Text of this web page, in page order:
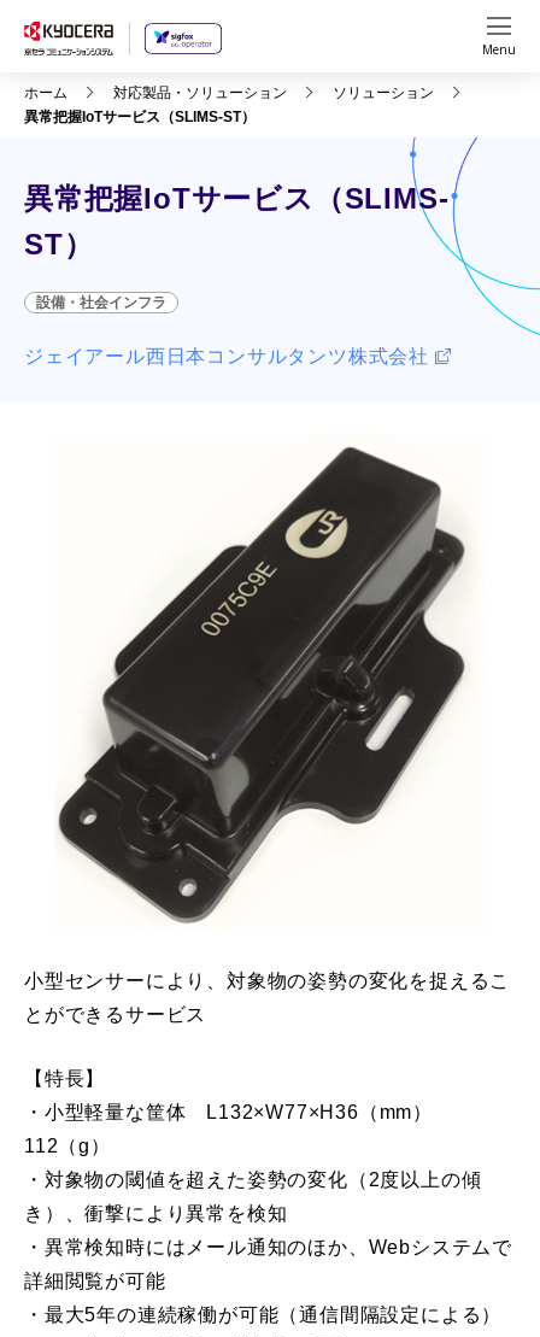
Menu
ホーム 対応製品・ソリューション
ソリューション
異常把握IoTサービス（SLIMS-ST）
異常把握IoTサービス（SLIMS-
ST）
設備・社会インフラ
ジェイアール西日本コンサルタンツ株式会社
小型センサーにより、対象物の姿勢の変化を捉えるこ
とができるサービス
【特長】
・小型軽量な筐体 L132×W77×H36（mm）
112（g）
・対象物の閾値を超えた姿勢の変化（2度以上の傾
き）、衝撃により異常を検知
・異常検知時にはメール通知のほか、Webシステムで
詳細閲覧が可能
・最大5年の連続稼働が可能（通信間隔設定による）